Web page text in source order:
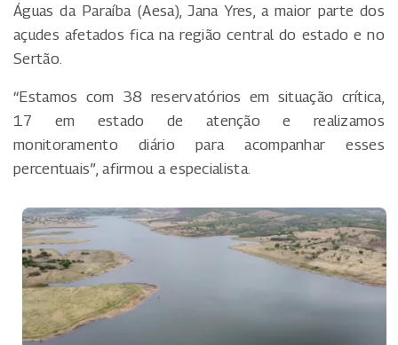
Águas da Paraíba (Aesa), Jana Yres, a maior parte dos
açudes afetados fica na região central do estado e no
Sertão.
“Estamos com 38 reservatórios em situação crítica,
17 em estado de atenção e realizamos
monitoramento diário para acompanhar esses
percentuais”, afirmou a especialista.